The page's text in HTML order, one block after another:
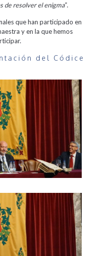
de resolver el enigma”.
que han participado en
y en la que hemos
del Códice